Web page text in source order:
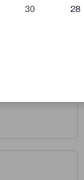
30 28